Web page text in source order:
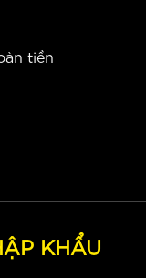
tiền
KHẨU